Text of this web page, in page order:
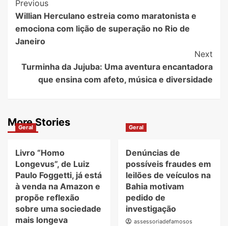
Post
Navigation
Previous
Willian Herculano estreia como maratonista e
emociona com lição de superação no Rio de
Janeiro
Next
Turminha da Jujuba: Uma aventura encantadora
que ensina com afeto, música e diversidade
More Stories
Geral
Livro “Homo
Longevus”, de Luiz
Paulo Foggetti, já está
à venda na Amazon e
propõe reflexão
sobre uma sociedade
mais longeva
Geral
Denúncias de
possíveis fraudes em
leilões de veículos na
Bahia motivam
pedido de
investigação
assessoriadefamosos